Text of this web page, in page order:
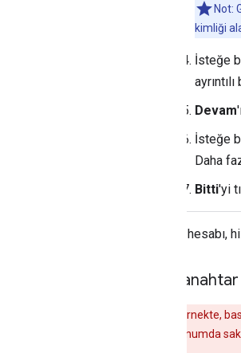
Not:
kimliği
İsteğe
Devam
İsteğe
Daha
Bitti'yi
Hizmet hesabı,
Özel
Bu örnekte,
olmayan bir konumda